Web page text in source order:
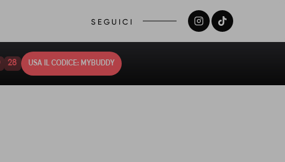
SEGUICI
27 USA IL CODICE: MYBUDDY